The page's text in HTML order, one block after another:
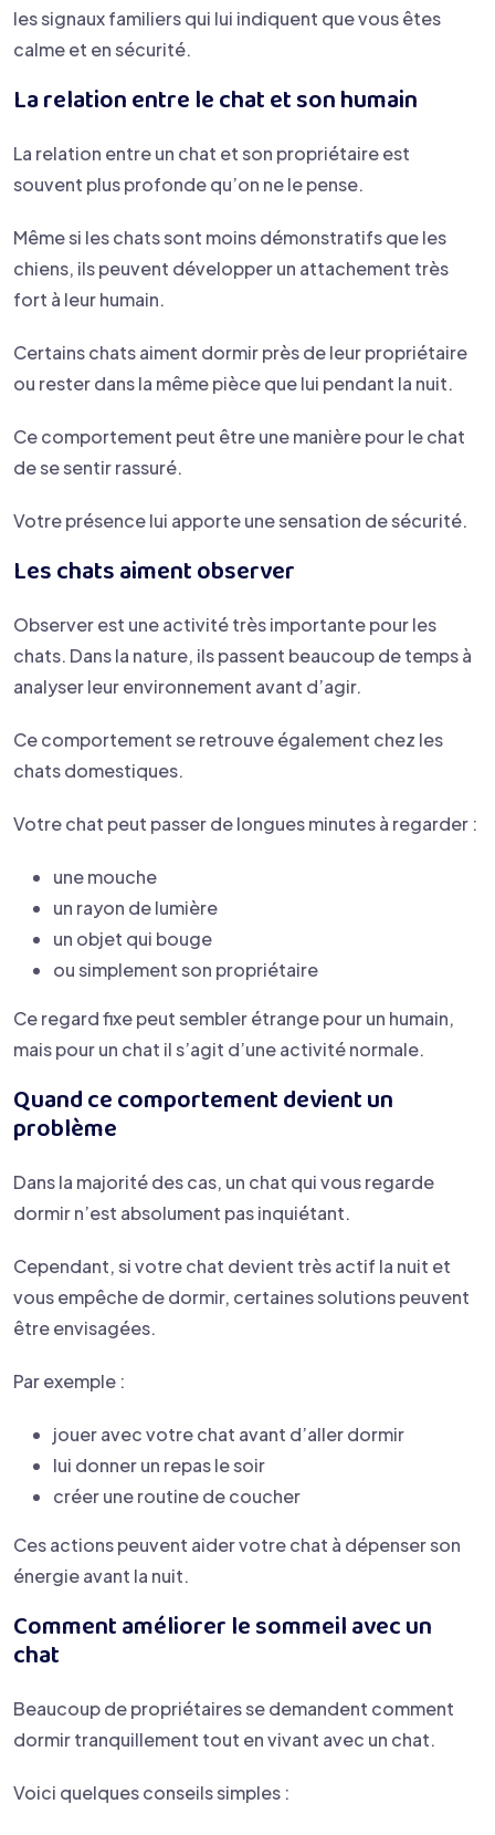
les signaux familiers qui lui indiquent que vous êtes
calme et en sécurité.
La relation entre le chat et son humain
La relation entre un chat et son propriétaire est
souvent plus profonde qu’on ne le pense.
Même si les chats sont moins démonstratifs que les
chiens, ils peuvent développer un attachement très
fort à leur humain.
Certains chats aiment dormir près de leur propriétaire
ou rester dans la même pièce que lui pendant la nuit.
Ce comportement peut être une manière pour le chat
de se sentir rassuré.
Votre présence lui apporte une sensation de sécurité.
Les chats aiment observer
Observer est une activité très importante pour les
chats. Dans la nature, ils passent beaucoup de temps à
analyser leur environnement avant d’agir.
Ce comportement se retrouve également chez les
chats domestiques.
Votre chat peut passer de longues minutes à regarder :
une mouche
un rayon de lumière
un objet qui bouge
ou simplement son propriétaire
Ce regard fixe peut sembler étrange pour un humain,
mais pour un chat il s’agit d’une activité normale.
Quand ce comportement devient un
problème
Dans la majorité des cas, un chat qui vous regarde
dormir n’est absolument pas inquiétant.
Cependant, si votre chat devient très actif la nuit et
vous empêche de dormir, certaines solutions peuvent
être envisagées.
Par exemple :
jouer avec votre chat avant d’aller dormir
lui donner un repas le soir
créer une routine de coucher
Ces actions peuvent aider votre chat à dépenser son
énergie avant la nuit.
Comment améliorer le sommeil avec un
chat
Beaucoup de propriétaires se demandent comment
dormir tranquillement tout en vivant avec un chat.
Voici quelques conseils simples :